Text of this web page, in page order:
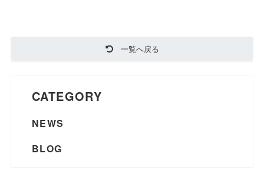
一覧へ戻る
CATEGORY
NEWS
BLOG